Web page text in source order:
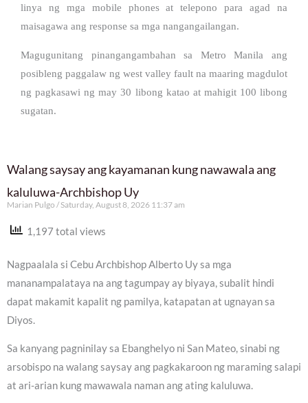
linya ng mga mobile phones at telepono para agad na
maisagawa ang response sa mga nangangailangan.
Magugunitang pinangangambahan sa Metro Manila ang
posibleng paggalaw ng west valley fault na maaring magdulot
ng pagkasawi ng may 30 libong katao at mahigit 100 libong
sugatan.
Walang saysay ang kayamanan kung nawawala ang
kaluluwa-Archbishop Uy
Marian Pulgo Saturday, August 8, 2026 11:37 am
1,197 total views
Nagpaalala si Cebu Archbishop Alberto Uy sa mga
mananampalataya na ang tagumpay ay biyaya, subalit hindi
dapat makamit kapalit ng pamilya, katapatan at ugnayan sa
Diyos.
Sa kanyang pagninilay sa Ebanghelyo ni San Mateo, sinabi ng
arsobispo na walang saysay ang pagkakaroon ng maraming salapi
at ari-arian kung mawawala naman ang ating kaluluwa.